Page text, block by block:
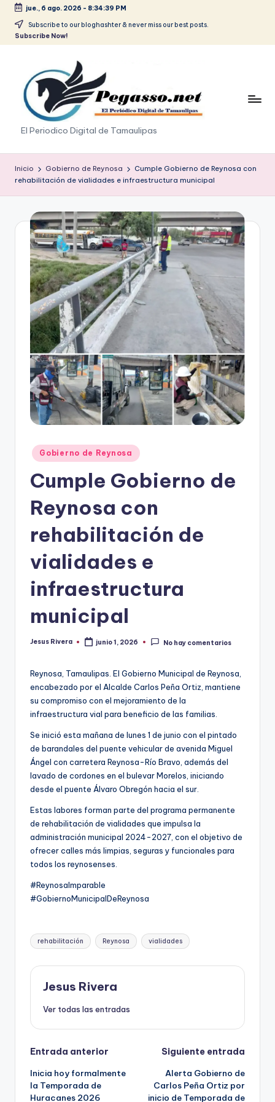
Saltar
jue., 6 ago. 2026 - 8:34:40 PM
Subscribe to our bloghashter & never miss our best posts.
Subscribe Now!
p
e
g
a
o
p
El Periodico Digital de Tamaulipas
Inicio Gobierno de Reynosa
Cumple Gobierno de Reynosa con
rehabilitación de vialidades e infraestructura municipal
Publicado
en
Gobierno de Reynosa
Cumple Gobierno de
Reynosa con
rehabilitación de
vialidades e
infraestructura
municipal
Publicado
Jesus Rivera junio 1, 2026 No hay comentarios
Reynosa, Tamaulipas. El Gobierno Municipal de Reynosa,
encabezado por el Alcalde Carlos Peña Ortiz, mantiene
su compromiso con el mejoramiento de la
infraestructura vial para beneficio de las familias.
Se inició esta mañana de lunes 1 de junio con el pintado
de barandales del puente vehicular de avenida Miguel
Ángel con carretera Reynosa-Río Bravo, además del
lavado de cordones en el bulevar Morelos, iniciando
desde el puente Álvaro Obregón hacia el sur.
Estas labores forman parte del programa permanente
de rehabilitación de vialidades que impulsa la
administración municipal 2024-2027, con el objetivo de
ofrecer calles más limpias, seguras y funcionales para
todos los reynosenses.
#ReynosaImparable
#GobiernoMunicipalDeReynosa
Etiquetas:
rehabilitación Reynosa vialidades
Jesus Rivera
Ver todas las entradas
Navegación
de
Entrada anterior
Inicia hoy formalmente
la Temporada de
Huracanes 2026
Siguiente entrada
Alerta Gobierno de
Carlos Peña Ortiz por
inicio de Temporada de